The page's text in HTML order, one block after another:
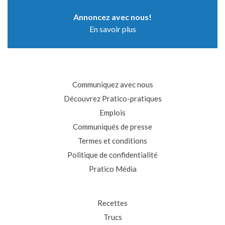
Annoncez avec nous!
En savoir plus
Communiquez avec nous
Découvrez Pratico-pratiques
Emplois
Communiqués de presse
Termes et conditions
Politique de confidentialité
Pratico Média
Recettes
Trucs